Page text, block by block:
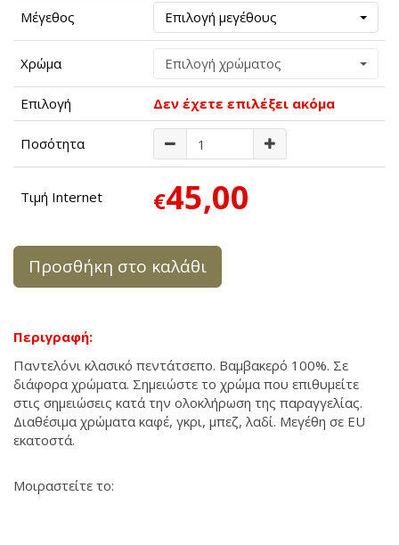
Μέγεθος Επιλογή μεγέθους
Χρώμα Επιλογή χρώματος
Επιλογή Δεν έχετε επιλέξει ακόμα
Ποσότητα
Τιμή Internet €45,00
Προσθήκη στο καλάθι
Περιγραφή:
Παντελόνι κλασικό πεντάτσεπο. Βαμβακερό 100%. Σε
διάφορα χρώματα. Σημειώστε το χρώμα που επιθυμείτε
στις σημειώσεις κατά την ολοκλήρωση της παραγγελίας.
Διαθέσιμα χρώματα καφέ, γκρι, μπεζ, λαδί. Μεγέθη σε EU
εκατοστά.
Μοιραστείτε το: